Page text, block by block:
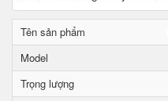
Tên sản phẩm
Model
Trọng lượng